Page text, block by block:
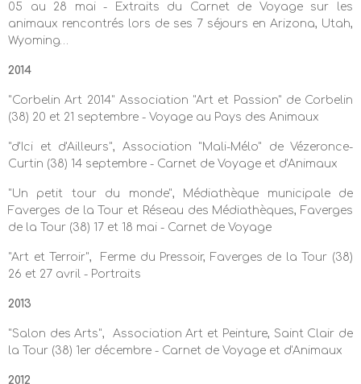
05 au 28 mai - Extraits du Carnet de Voyage sur les
animaux rencontrés lors de ses 7 séjours en Arizona, Utah,
Wyoming…
2014
"Corbelin Art 2014" Association "Art et Passion" de Corbelin
(38) 20 et 21 septembre - Voyage au Pays des Animaux
"d'Ici et d'Ailleurs", Association "Mali-Mélo" de Vézeronce-
Curtin (38) 14 septembre - Carnet de Voyage et d'Animaux
"Un petit tour du monde", Médiathèque municipale de
Faverges de la Tour et Réseau des Médiathèques, Faverges
de la Tour (38) 17 et 18 mai - Carnet de Voyage
"Art et Terroir", Ferme du Pressoir, Faverges de la Tour (38)
26 et 27 avril - Portraits
2013
"Salon des Arts", Association Art et Peinture, Saint Clair de
la Tour (38) 1er décembre - Carnet de Voyage et d'Animaux
2012